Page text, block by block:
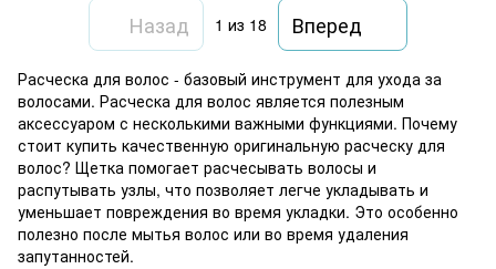
Назад 1 из 18 Вперед
Расческа для волос - базовый инструмент для ухода за
волосами. Расческа для волос является полезным
аксессуаром с несколькими важными функциями. Почему
стоит купить качественную оригинальную расческу для
волос? Щетка помогает расчесывать волосы и
распутывать узлы, что позволяет легче укладывать и
уменьшает повреждения во время укладки. Это особенно
полезно после мытья волос или во время удаления
запутанностей.